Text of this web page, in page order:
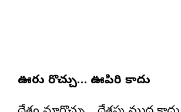
ఊరు మారొచ్చు… ఊపిరి కాదు